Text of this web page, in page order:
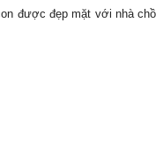
được đẹp mặt với nhà